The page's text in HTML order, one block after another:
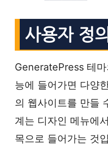
사용자 정
GeneratePress 테
능에 들어가면 다양
의 웹사이트를 만들
계는 디자인 메뉴에
목으로 들어가는 것